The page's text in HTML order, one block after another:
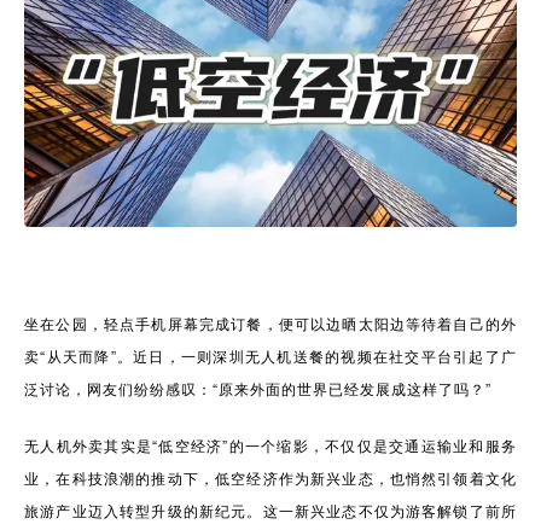
坐在公园，轻点手机屏幕完成订餐，便可以边晒太阳边等待着自己的外
卖“从天而降”。近日，一则深圳无人机送餐的视频在社交平台引起了广
泛讨论，网友们纷纷感叹：“原来外面的世界已经发展成这样了吗？”
无人机外卖其实是“低空经济”的一个缩影，不仅仅是交通运输业和服务
业，在科技浪潮的推动下，低空经济作为新兴业态，也悄然引领着文化
旅游产业迈入转型升级的新纪元。这一新兴业态不仅为游客解锁了前所